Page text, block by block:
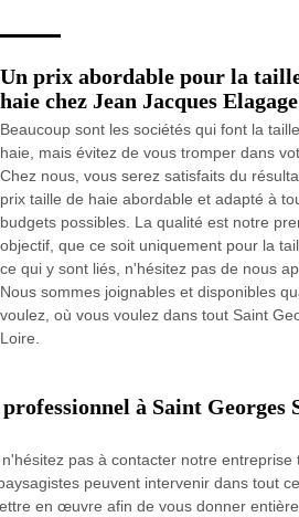
Un prix abordable pour la
haie chez Jean Jacques Elagage
Beaucoup sont les sociétés qui font la
haie, mais évitez de vous tromper dans
Chez nous, vous serez satisfaits du
prix taille de haie abordable et adapté à
budgets possibles. La qualité est notre
objectif, que ce soit uniquement pour la
ce qui y sont liés, n'hésitez pas de nous
Nous sommes joignables et disponibles
voulez, où vous voulez dans tout Saint
Loire.
à Saint Georges
pas à contacter notre entreprise
peuvent intervenir dans tout
en œuvre afin de vous donner entière